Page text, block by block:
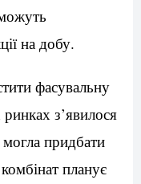
на добу.
фасувальну
з’явилося
придбати
планує